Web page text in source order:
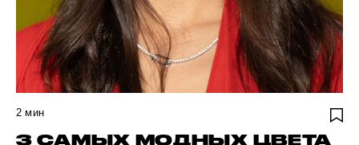
2 мин
3 САМЫХ МОДНЫХ ЦВЕТА